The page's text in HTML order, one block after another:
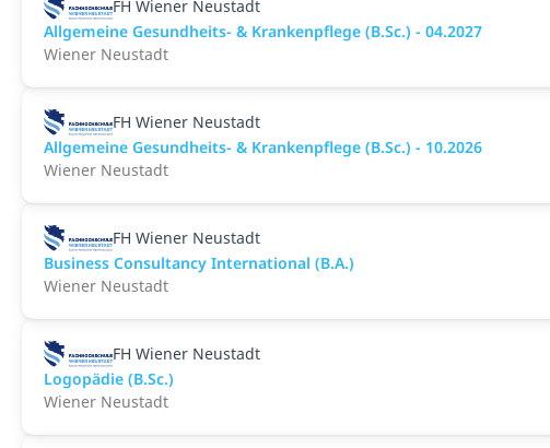
FH Wiener Neustadt
Allgemeine Gesundheits- & Krankenpflege (B.Sc.) - 04.2027
Wiener Neustadt
FH Wiener Neustadt
Allgemeine Gesundheits- & Krankenpflege (B.Sc.) - 10.2026
Wiener Neustadt
FH Wiener Neustadt
Business Consultancy International (B.A.)
Wiener Neustadt
FH Wiener Neustadt
Logopädie (B.Sc.)
Wiener Neustadt